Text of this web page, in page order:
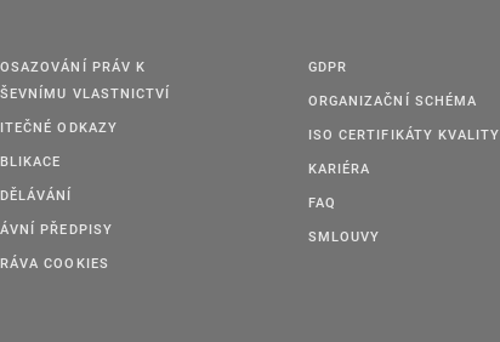
PRÁV K
VLASTNICTVÍ
ODKAZY
PŘEDPISY
COOKIES
GDPR
ORGANIZAČNÍ SCHÉMA
ISO CERTIFIKÁTY KVALITY
KARIÉRA
FAQ
SMLOUVY